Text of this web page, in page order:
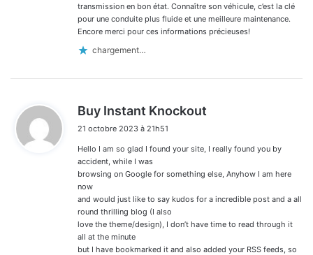
transmission en bon état. Connaître son véhicule, c’est la clé
pour une conduite plus fluide et une meilleure maintenance.
Encore merci pour ces informations précieuses!
chargement…
Buy Instant Knockout
21 octobre 2023 à 21h51
Hello I am so glad I found your site, I really found you by
accident, while I was
browsing on Google for something else, Anyhow I am here
now
and would just like to say kudos for a incredible post and a all
round thrilling blog (I also
love the theme/design), I don’t have time to read through it
all at the minute
but I have bookmarked it and also added your RSS feeds, so